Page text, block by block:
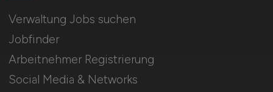
Verwaltung Jobs suchen
Jobfinder
Arbeitnehmer Registrierung
Social Media & Networks